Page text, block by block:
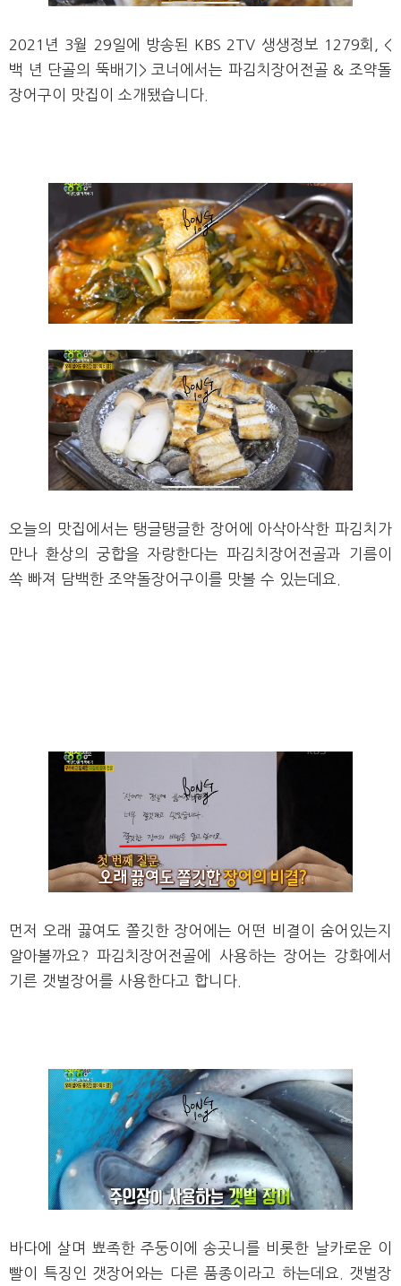
2021년 3월 29일에 방송된 KBS 2TV 생생정보 1279회, <
백 년 단골의 뚝배기> 코너에서는 파김치장어전골 & 조약돌
장어구이 맛집이 소개됐습니다.
오늘의 맛집에서는 탱글탱글한 장어에 아삭아삭한 파김치가
만나 환상의 궁합을 자랑한다는 파김치장어전골과 기름이
쏙 빠져 담백한 조약돌장어구이를 맛볼 수 있는데요.
먼저 오래 끓여도 쫄깃한 장어에는 어떤 비결이 숨어있는지
알아볼까요? 파김치장어전골에 사용하는 장어는 강화에서
기른 갯벌장어를 사용한다고 합니다.
바다에 살며 뾰족한 주둥이에 송곳니를 비롯한 날카로운 이
빨이 특징인 갯장어와는 다른 품종이라고 하는데요. 갯벌장